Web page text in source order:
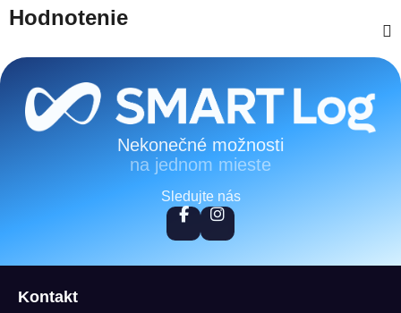
Hodnotenie
Zápätie
Nekonečné možnosti
na jednom mieste
Sledujte nás
Kontakt